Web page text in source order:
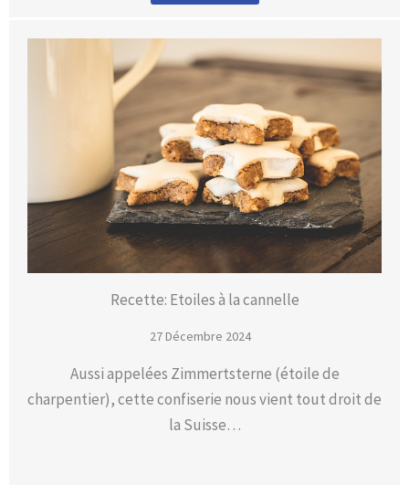
Recette: Etoiles à la cannelle
27 Décembre 2024
Aussi appelées Zimmertsterne (étoile de
charpentier), cette confiserie nous vient tout droit de
la Suisse…